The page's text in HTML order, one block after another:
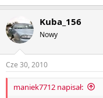
Kuba_156
Nowy
Cze 30, 2010
maniek7712 napisał: